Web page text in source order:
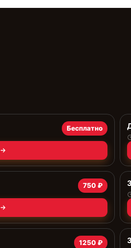
Бесплатно
750 ₽
1250 ₽